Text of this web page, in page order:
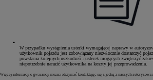
W przypadku wystąpienia usterki wymagającej naprawy w
użytkownik pojazdu jest zobowiązany niezwłocznie dostarczyć
powstania kolejnych uszkodzeń i usterek mogących zwiększyć
niepotrzebnie narazić użytkownika na koszty jej przeprowadzenia.
Więcej informacji o gwarancji można otrzymać kontaktując się z jedną z naszych